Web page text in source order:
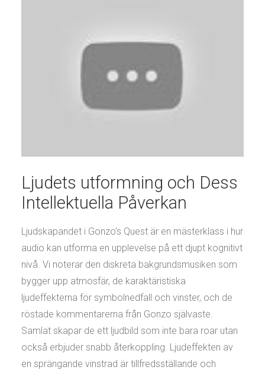
Ljudets utformning och Dess
Intellektuella Påverkan
Ljudskapandet i Gonzo’s Quest är en mästerklass i hur
audio kan utforma en upplevelse på ett djupt kognitivt
nivå. Vi noterar den diskreta bakgrundsmusiken som
bygger upp atmosfär, de karaktäristiska
ljudeffekterna för symbolnedfall och vinster, och de
röstade kommentarerna från Gonzo självaste.
Samlat skapar de ett ljudbild som inte bara roar utan
också erbjuder snabb återkoppling. Ljudeffekten av
en sprängande vinstrad är tillfredsställande och